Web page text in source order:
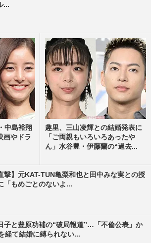
...
中島裕翔
画やドラ
趣里、三山凌輝との結婚発表に
「ご両親もいろいろあったや
ん」水谷豊・伊藤蘭の“過去...
撃】元KAT-TUN亀梨和也と田中みな実との授
「もめごとのないよ...
子と豊原功補の“破局報道”…「不倫公表」か
経て結婚に縛られない...